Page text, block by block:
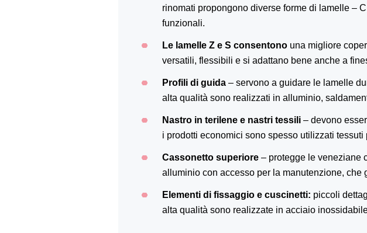
rinomati propongono diverse forme di lamelle –
funzionali.
Le lamelle Z e S consentono una migliore
versatili, flessibili e si adattano bene anche a
Profili di guida – servono a guidare le lamelle
alta qualità sono realizzati in alluminio,
Nastro in terilene e nastri tessili – devono
i prodotti economici sono spesso utilizzati
Cassonetto superiore – protegge le veneziane
alluminio con accesso per la manutenzione,
Elementi di fissaggio e cuscinetti: piccoli
alta qualità sono realizzate in acciaio